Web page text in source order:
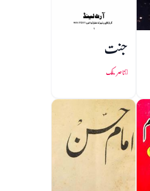
جنت
ناصر ملک